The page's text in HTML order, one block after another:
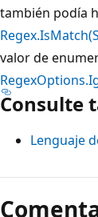
también podía
valor de
Consulte
Lenguaje